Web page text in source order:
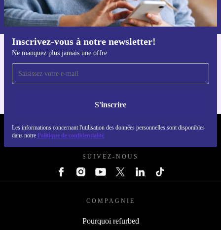
Inscrivez-vous à notre newsletter!
Ne manquez plus jamais une offre
S'inscrire
Les informations concernant l'utilisation des données personnelles sont disponibles
dans notre Politique de confidentialité
Retrouvez les informations sur l'utilisation des données personnelles
dans notrepolitique de confidentialité.
Téléchargez l'application refurbed
Pour iOS et Android
REFURBED LUXEMBOURG - RETHINK NEW.
SUIVEZ-NOUS
COMPAGNIE
Pourquoi refurbed